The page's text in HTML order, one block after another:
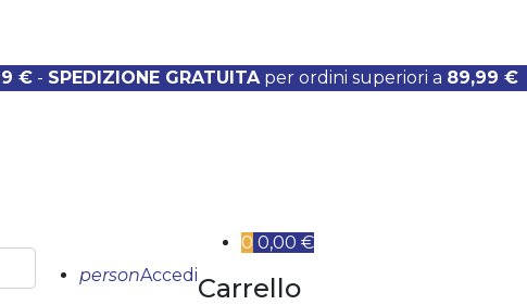
€ - SPEDIZIONE GRATUITAper ordini superiori a 89,99 €
personAccedi
0 0,00 €
Carrello